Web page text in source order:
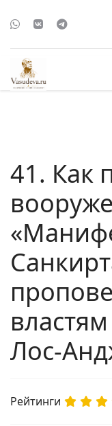
41. Как
Лос-
Рейтинги